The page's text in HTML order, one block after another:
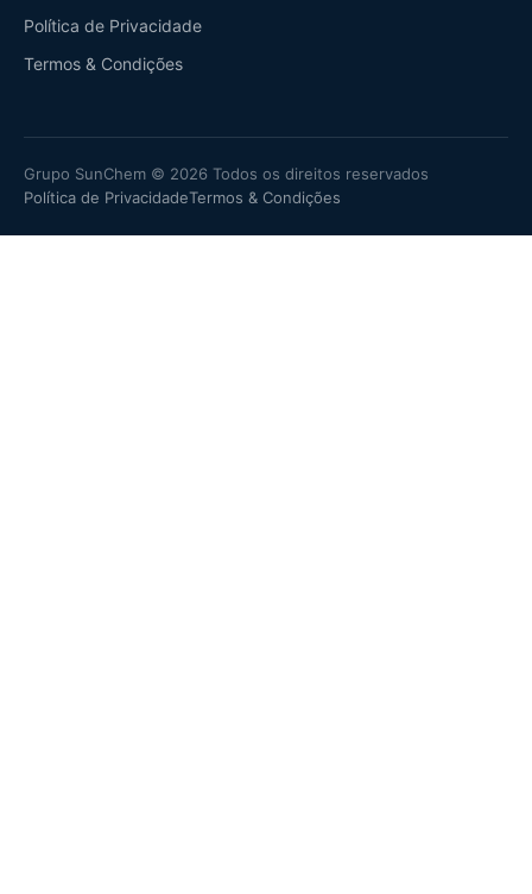
Política de Privacidade
Termos & Condições
Grupo SunChem © 2026 Todos os direitos reservados
Política de PrivacidadeTermos & Condições